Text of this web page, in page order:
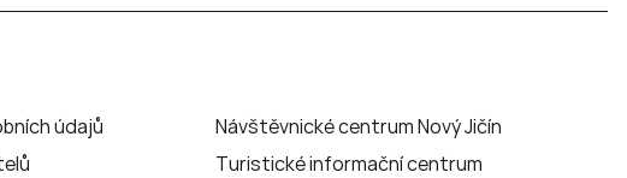
údajů
Návštěvnické centrum Nový Jičín
Turistické informační centrum